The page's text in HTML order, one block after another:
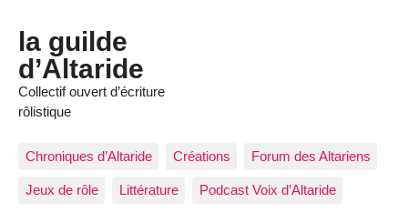
la guilde
d’Altaride
Collectif ouvert d’écriture
rôlistique
Chroniques d’Altaride Créations Forum des Altariens
Jeux de rôle Littérature Podcast Voix d’Altaride